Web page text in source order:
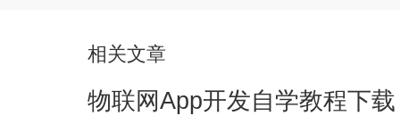
相关文章
物联网App开发自学教程下